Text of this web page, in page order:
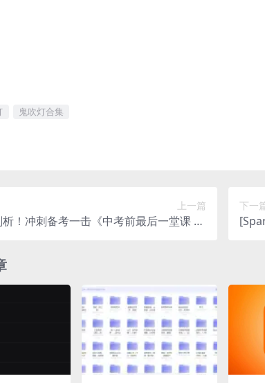
鬼吹灯合集
上一篇
！冲刺备考一击《中考前最后一堂课 20
下一